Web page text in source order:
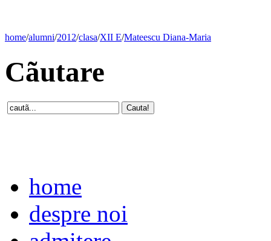
home/alumni/2012/clasa/XII E/Mateescu Diana-Maria
Cãutare
home
despre noi